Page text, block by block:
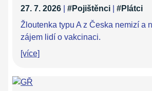
27. 7. 2026 #Pojištěnci
#Plátci
Žloutenka typu A z Česka nemizí a
zájem lidí o vakcinaci.
[více]